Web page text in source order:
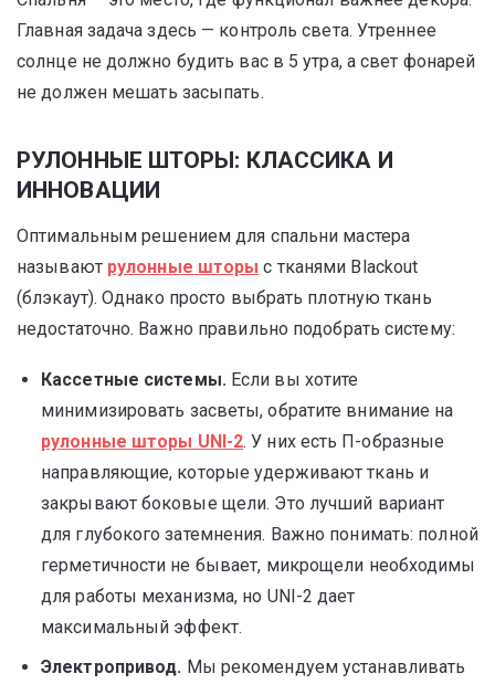
Главная задача здесь — контроль света. Утреннее
солнце не должно будить вас в 5 утра, а свет фонарей
не должен мешать засыпать.
РУЛОННЫЕ ШТОРЫ: КЛАССИКА И
ИННОВАЦИИ
Оптимальным решением для спальни мастера
называют рулонные шторы с тканями Blackout
(блэкаут). Однако просто выбрать плотную ткань
недостаточно. Важно правильно подобрать систему:
Кассетные системы.Если вы хотите
минимизировать засветы, обратите внимание на
рулонные шторы UNI-2. У них есть П-образные
направляющие, которые удерживают ткань и
закрывают боковые щели. Это лучший вариант
для глубокого затемнения. Важно понимать: полной
герметичности не бывает, микрощели необходимы
для работы механизма, но UNI-2 дает
максимальный эффект.
Электропривод. Мы рекомендуем устанавливать